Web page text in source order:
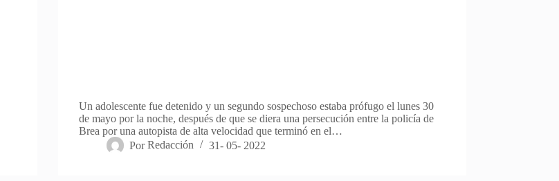
Un adolescente fue detenido y un segundo sospechoso estaba prófugo el lunes 30
de mayo por la noche, después de que se diera una persecución entre la policía de
Brea por una autopista de alta velocidad que terminó en el…
Por Redacción 31- 05- 2022